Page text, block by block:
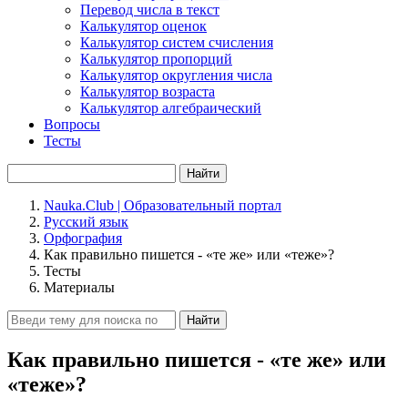
Перевод числа в текст
Калькулятор оценок
Калькулятор систем счисления
Калькулятор пропорций
Калькулятор округления числа
Калькулятор возраста
Калькулятор алгебраический
Вопросы
Тесты
Найти
Nauka.Club | Образовательный портал
Русский язык
Орфография
Как правильно пишется - «те же» или «теже»?
Тесты
Материалы
Найти
Как правильно пишется - «те же» или
«теже»?